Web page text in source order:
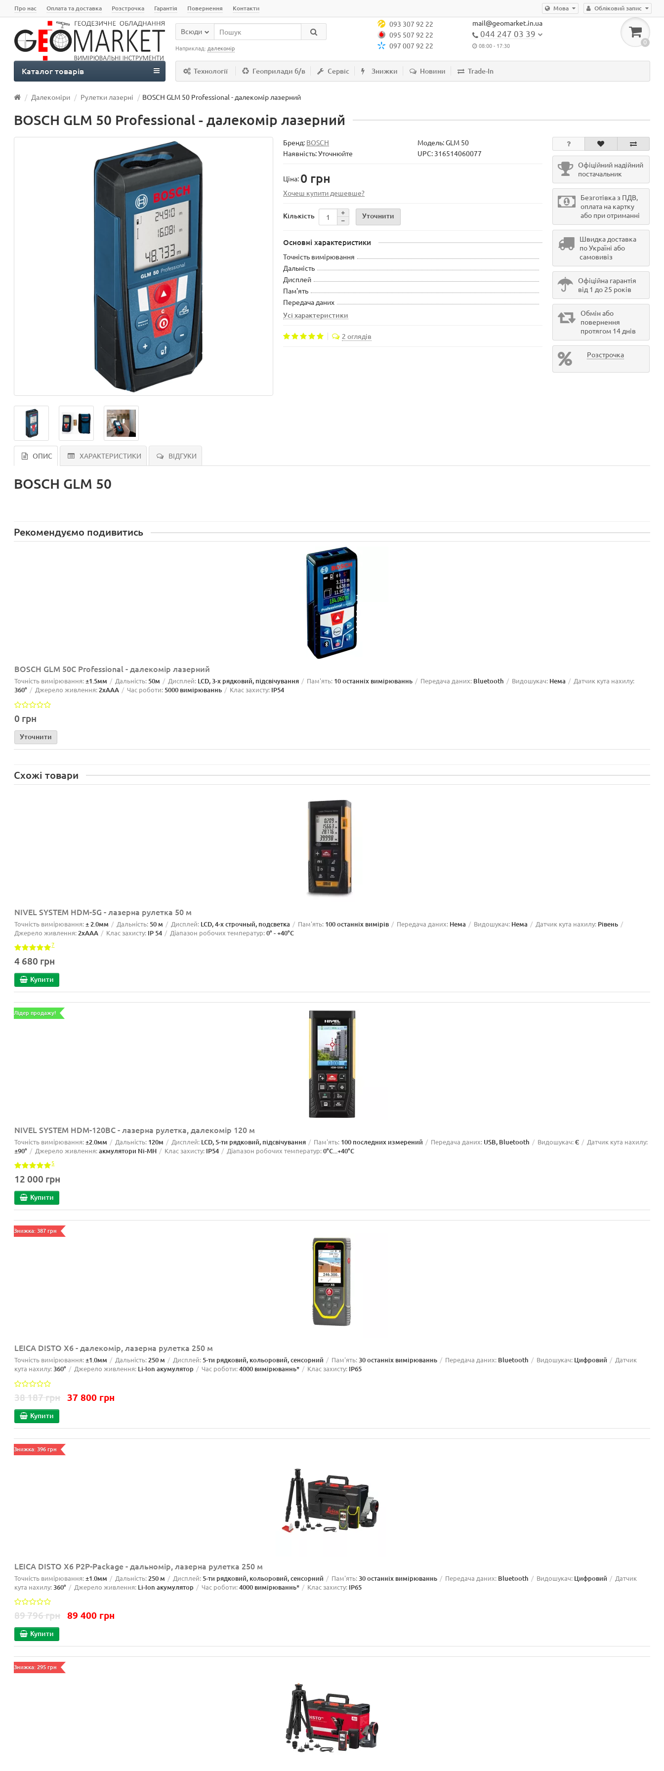
Обліковий запис
Мова
Про нас Оплата та доставка Розстрочка Гарантія Повернення Контакти
Всюди
Наприклад: далекомір
093 307 92 22
095 507 92 22
097 007 92 22
mail@geomarket.in.ua
044 247 03 39
08:00 - 17:30 0
Технології Геоприлади б/в Сервіс Знижки Новини Trade-In
Каталог товарів
Далекоміри Рулетки лазерні BOSCH GLM 50 Professional - далекомір лазерний
BOSCH GLM 50 Professional - далекомір лазерний
Бренд: BOSCH Модель:GLM 50
Наявність: Уточнюйте
UPC: 316514060077
Ціна: 0 грн
Хочеш купити дешевше?
Кількість Уточнити
Основні характеристики
Точність вимірювання
Дальність
Дисплей
Пам'ять
Передача даних
Усі характеристики
2 оглядів
Офіційний надійний
постачальник
Безготівка з ПДВ,
оплата на картку
або при отриманні
Швидка доставка
по Україні або
самовивіз
Офіційна гарантія
від 1 до 25 років
Обмін або
повернення
протягом 14 днів
Розстрочка
ОПИС ХАРАКТЕРИСТИКИ ВІДГУКИ
BOSCH GLM 50
Рекомендуємо подивитись
BOSCH GLM 50C Professional - далекомір лазерний
Точність вимірювання: ±1.5мм Дальність: 50м Дисплей: LCD, 3-х рядковий, підсвічування Пам'ять: 10 останніх вимірюваннь Передача даних: Bluetooth Видошукач: Нема Датчик кута нахилу:
360° Джерело живлення: 2xAAA Час роботи: 5000 вимірюваннь Клас захисту: IP54
0 грн
Уточнити
Схожі товари
NIVEL SYSTEM HDM-5G - лазерна рулетка 50 м
Точність вимірювання: ± 2.0мм Дальність: 50 м Дисплей: LCD, 4-х строчный, подсветка Пам'ять: 100 останніх вимірів Передача даних: Нема Видошукач: Нема Датчик кута нахилу: Рівень
Джерело живлення: 2xAAA Клас захисту: IP 54 Діапазон робочих температур: 0° - +40°С
7
4 680 грн
Купити
Лідер продажу!
NIVEL SYSTEM HDM-120BC - лазерна рулетка, далекомір 120 м
Точність вимірювання: ±2.0мм Дальність: 120м Дисплей: LCD, 5-ти рядковий, підсвічування Пам'ять: 100 последних измерений Передача даних: USB, Bluetooth Видошукач: Є Датчик кута нахилу:
±90° Джерело живлення: акмулятори Ni-MH Клас захисту: IP54 Діапазон робочих температур: 0°С...+40°С
5
12 000 грн
Купити
Знижка: 387 грн
LEICA DISTO X6 - далекомір, лазерна рулетка 250 м
Точність вимірювання: ±1.0мм Дальність: 250 м Дисплей: 5-ти рядковий, кольоровий, сенсорний Пам'ять: 30 останніх вимірюваннь Передача даних: Bluetooth Видошукач: Цифровий
Датчик
кута нахилу: 360° Джерело живлення: Li-Ion акумулятор Час роботи: 4000 вимірюваннь* Клас захисту: IP65
38 187 грн 37 800 грн
Купити
Знижка: 396 грн
LEICA DISTO X6 P2P-Package - дальномір, лазерна рулетка 250 м
Точність вимірювання: ±1.0мм Дальність: 250 м Дисплей: 5-ти рядковий, кольоровий, сенсорний Пам'ять: 30 останніх вимірюваннь Передача даних: Bluetooth Видошукач: Цифровий
Датчик
кута нахилу: 360° Джерело живлення: Li-Ion акумулятор Час роботи: 4000 вимірюваннь* Клас захисту: IP65
89 796 грн 89 400 грн
Купити
Знижка: 295 грн